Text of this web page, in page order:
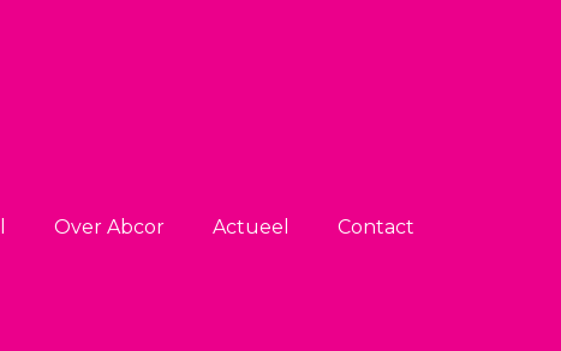
Over Abcor Actueel Contact